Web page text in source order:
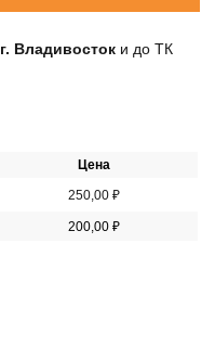
г. Владивосток и до ТК
Цена
250,00 ₽
200,00 ₽